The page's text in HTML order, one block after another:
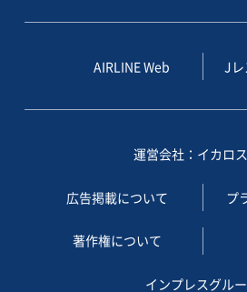
AIRLINE Web J
運営会社：イカロ
広告掲載について プ
著作権について
インプレスグル